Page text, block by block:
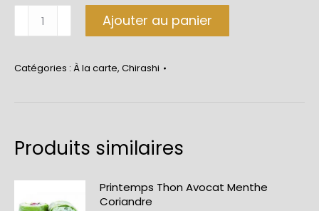
quantité
de
Saumon
Ajouter au panier
Catégories : À la carte, Chirashi
Produits similaires
Printemps Thon Avocat Menthe
Coriandre